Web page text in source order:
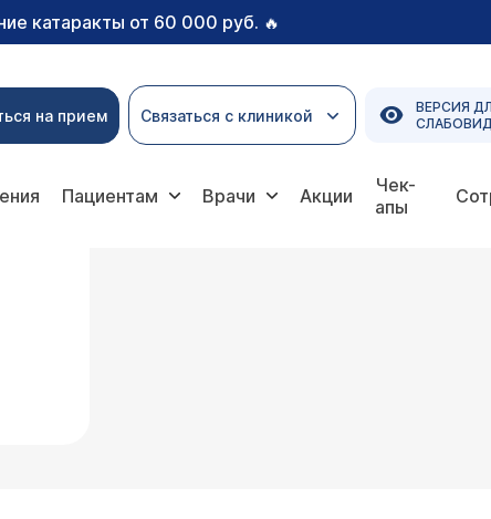
катаракты от 60 000 руб. 🔥
на прием Связаться с клиникой
ВЕРСИЯ
Пациентам Врачи Акции
Чек-
апы